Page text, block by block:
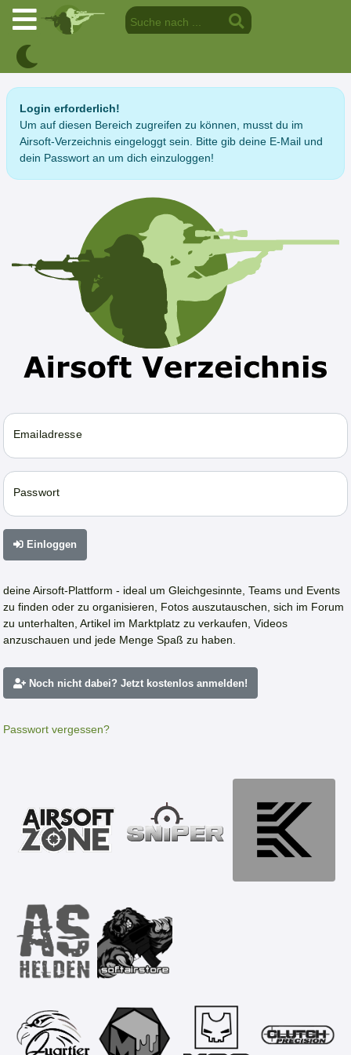
Login erforderlich!
Um auf diesen Bereich zugreifen zu können, musst du im
Airsoft-Verzeichnis eingeloggt sein. Bitte gib deine E-Mail und
dein Passwort an um dich einzuloggen!
Emailadresse
Passwort
Einloggen
deine Airsoft-Plattform - ideal um Gleichgesinnte, Teams und Events
zu finden oder zu organisieren, Fotos auszutauschen, sich im Forum
zu unterhalten, Artikel im Marktplatz zu verkaufen, Videos
anzuschauen und jede Menge Spaß zu haben.
Noch nicht dabei? Jetzt kostenlos anmelden!
Passwort vergessen?